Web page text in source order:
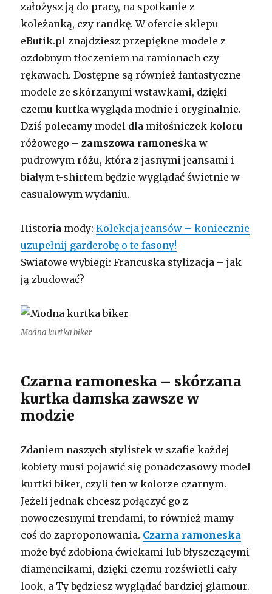
założysz ją do pracy, na spotkanie z
koleżanką, czy randkę. W ofercie sklepu
eButik.pl znajdziesz przepiękne modele z
ozdobnym tłoczeniem na ramionach czy
rękawach. Dostępne są również fantastyczne
modele ze skórzanymi wstawkami, dzięki
czemu kurtka wygląda modnie i oryginalnie.
Dziś polecamy model dla miłośniczek koloru
różowego –zamszowa ramoneska w
pudrowym różu, która z jasnymi jeansami i
białym t-shirtem będzie wyglądać świetnie w
casualowym wydaniu.
Historia mody:Kolekcja jeansów – koniecznie
uzupełnij garderobę o te fasony!
Swiatowe wybiegi: Francuska stylizacja – jak
ją zbudować?
Modna kurtka biker
Czarna ramoneska – skórzana
kurtka damska zawsze w
modzie
Zdaniem naszych stylistek w szafie każdej
kobiety musi pojawić się ponadczasowy model
kurtki biker, czyli ten w kolorze czarnym.
Jeżeli jednak chcesz połączyć go z
nowoczesnymi trendami, to również mamy
coś do zaproponowania. Czarna ramoneska
może być zdobiona ćwiekami lub błyszczącymi
diamencikami, dzięki czemu rozświetli cały
look, a Ty będziesz wyglądać bardziej glamour.